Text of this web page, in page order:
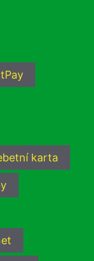
karta